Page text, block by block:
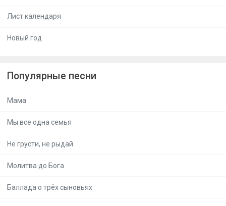
Лист календаря
Новый год
Популярные песни
Мама
Мы все одна семья
Не грусти, не рыдай
Молитва до Бога
Баллада о трёх сыновьях